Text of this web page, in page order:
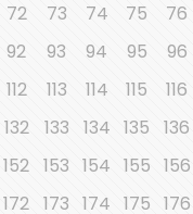
72 73 74 75 76
92 93 94 95 96
112 113 114 115 116
132 133 134 135 136
152 153 154 155 156
172 173 174 175 176